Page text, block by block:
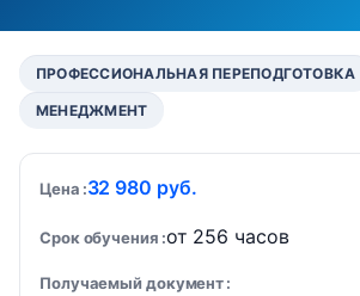
ПРОФЕССИОНАЛЬНАЯ ПЕРЕПОДГОТОВКА
МЕНЕДЖМЕНТ
Цена 32 980 руб.
Срок обучения от 256 часов
Получаемый документ